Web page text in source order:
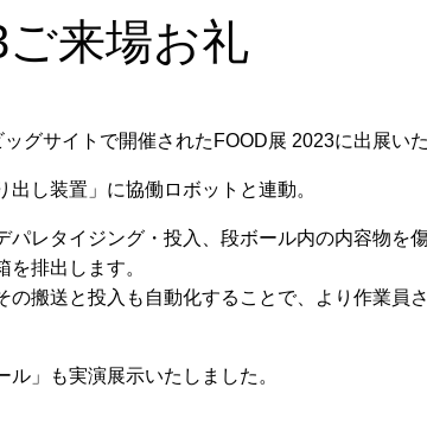
来場お礼
グサイトで開催されたFOOD展 2023に出展いた
し装置」に協働ロボットと連動。
パレタイジング・投入、段ボール内の内容物を
排出します。
の搬送と投入も自動化することで、より作業員
」も実演展示いたしました。